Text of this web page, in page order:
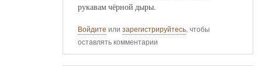
рукавам чёрной дыры.
Войдите или зарегистрируйтесь, чтобы
оставлять комментарии